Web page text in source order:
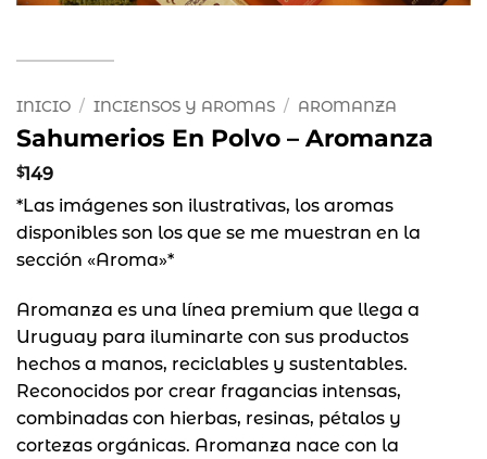
INICIO / INCIENSOS Y AROMAS / AROMANZA
Sahumerios En Polvo – Aromanza
$149
*Las imágenes son ilustrativas, los aromas
disponibles son los que se me muestran en la
sección «Aroma»*
Aromanza es una línea premium que llega a
Uruguay para iluminarte con sus productos
hechos a manos, reciclables y sustentables.
Reconocidos por crear fragancias intensas,
combinadas con hierbas, resinas, pétalos y
cortezas orgánicas. Aromanza nace con la